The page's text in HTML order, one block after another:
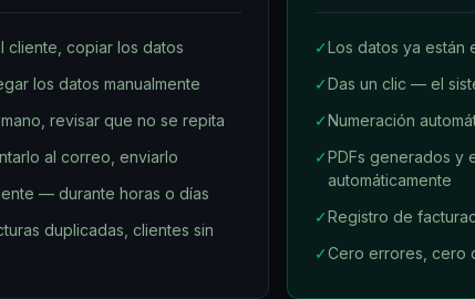
cliente, copiar los datos
los datos manualmente
revisar que no se repita
al correo, enviarlo
— durante horas o días
duplicadas, clientes sin
✓Los datos ya están
✓Das un clic — el
✓Numeración
✓PDFs generados y
automáticamente
✓Registro de
✓Cero errores, cero